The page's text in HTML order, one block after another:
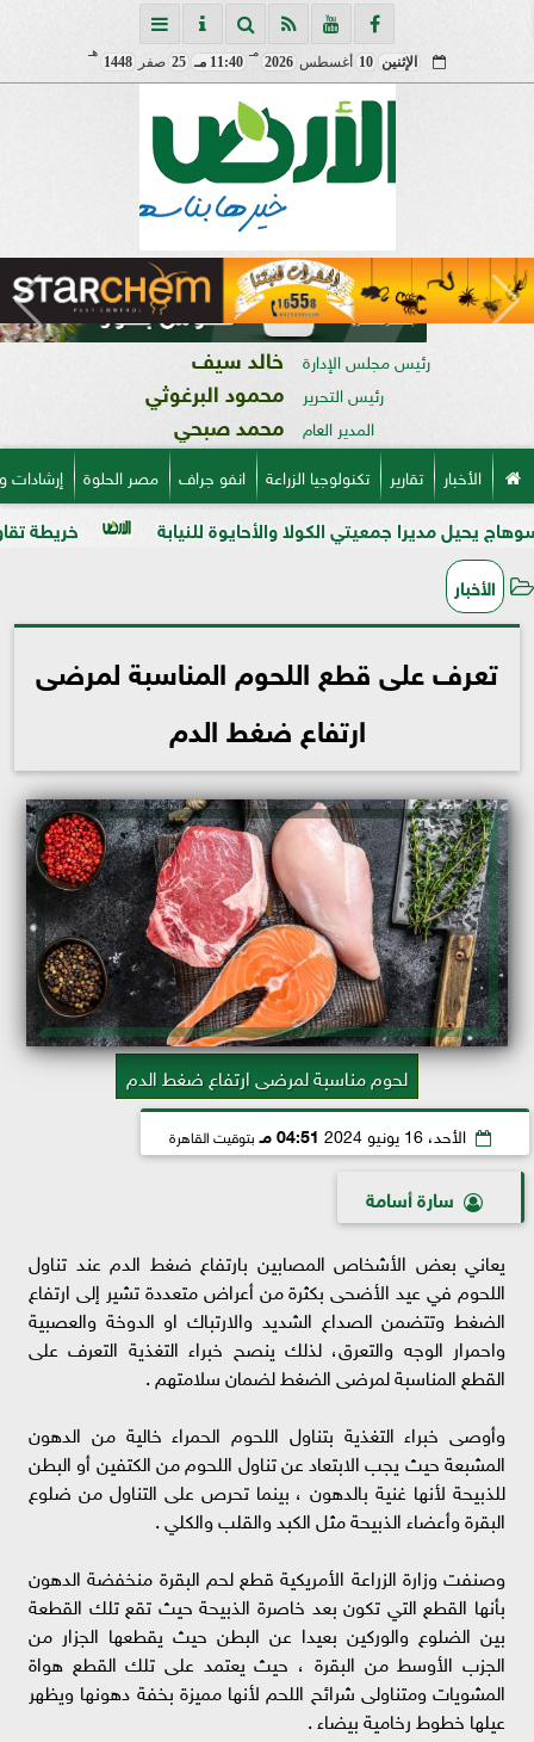
الإثنين 10 أغسطس 2026
مـ
11:40 مـ 25 صفر 1448
هـ
رئيس مجلس الإدارة خالد سيف
رئيس التحرير محمود البرغوثي
المدير العام محمد صبحي
الأخبار تقارير تكنولوجيا الزراعة انفو جراف مصر الحلوة
خريطة تقاوي القمح الجديدة.. جمعيتي الكولا والأحايوة للنيابة
الأخبار
تعرف على قطع اللحوم المناسبة لمرضى
ارتفاع ضغط الدم
لحوم مناسبة لمرضى ارتفاع ضغط الدم
الأحد، 16 يونيو 2024 04:51 مـ بتوقيت القاهرة
سارة أسامة
يعاني بعض الأشخاص المصابين بارتفاع ضغط الدم عند تناول
اللحوم في عيد الأضحى بكثرة من أعراض متعددة تشير إلى ارتفاع
الضغط وتتضمن الصداع الشديد والارتباك او الدوخة والعصبية
واحمرار الوجه والتعرق، لذلك ينصح خبراء التغذية التعرف على
القطع المناسبة لمرضى الضغط لضمان سلامتهم .
وأوصى خبراء التغذية بتناول اللحوم الحمراء خالية من الدهون
المشبعة حيث يجب الابتعاد عن تناول اللحوم من الكتفين أو البطن
للذبيحة لأنها غنية بالدهون ، بينما تحرص على التناول من ضلوع
البقرة وأعضاء الذبيحة مثل الكبد والقلب والكلي .
وصنفت وزارة الزراعة الأمريكية قطع لحم البقرة منخفضة الدهون
بأنها القطع التي تكون بعد خاصرة الذبيحة حيث تقع تلك القطعة
بين الضلوع والوركين بعيدا عن البطن حيث يقطعها الجزار من
الجزب الأوسط من البقرة ، حيث يعتمد على تلك القطع هواة
المشويات ومتناولى شرائح اللحم لأنها مميزة بخفة دهونها ويظهر
عيلها خطوط رخامية بيضاء .